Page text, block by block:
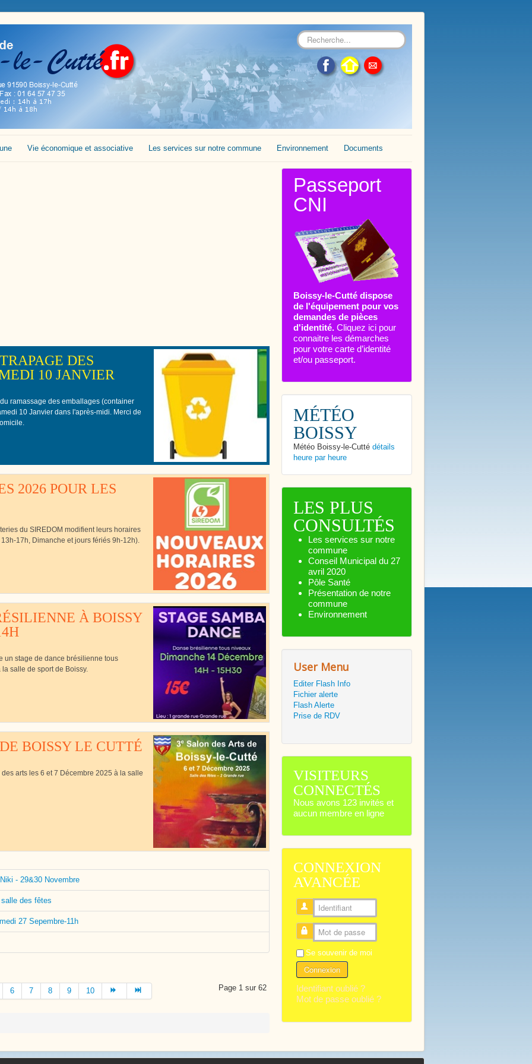
Rechercher
Vie économique et associative Les services sur notre commune Environnement Documents
DES
10 JANVIER
ramassage des emballages (container
10 Janvier dans l'après-midi. Merci de
2026 POUR LES
du SIREDOM modifient leurs horaires
17h, Dimanche et jours fériés 9h-12h).
À BOISSY
un stage de dance brésilienne tous
salle de sport de Boissy.
BOISSY LE CUTTÉ
arts les 6 et 7 Décembre 2025 à la salle
- 29&30 Novembre
des fêtes
27 Sepembre-11h
Page 1 sur 62
6 7 8 9 10
Passeport
CNI
Boissy-le-Cutté dispose
de l'équipement pour vos
demandes de pièces
d'identité. Cliquez ici pour
connaitre les démarches
pour votre carte d’identité
et/ou passeport.
MÉTÉO
BOISSY
Météo Boissy-le-Cutté détails
heure par heure
LES PLUS
CONSULTÉS
Les services sur notre
commune
Conseil Municipal du 27
avril 2020
Pôle Santé
Présentation de notre
commune
Environnement
User Menu
Editer Flash Info
Fichier alerte
Flash Alerte
Prise de RDV
VISITEURS
CONNECTÉS
Nous avons 123 invités et
aucun membre en ligne
CONNEXION
AVANCÉE
Identifiant
Mot de passe
Se souvenir de moi
Connexion
Identifiant oublié ?
Mot de passe oublié ?